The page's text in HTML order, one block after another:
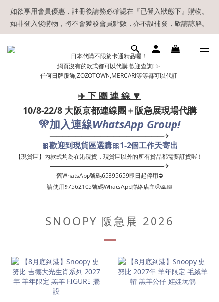
【現貨區】內款式均為在港現貨，現貨區以外的所有貨品都需要訂
貨喔！
如欲享用會員優惠，註冊後請務必確認在『已登入狀態下』購物。
如非登入後購物，將不會獲發會員點數，亦不設補發，敬請諒解。
溫馨提示：所有順豐快遞／本地及國際郵遞寄出後，本店只會以電
郵通知出貨，下單後敬請留意電郵信箱。
【現貨區】內款式均為在港現貨，現貨區以外的所有貨品都需要訂
貨喔！
日本代購不限於卡通精品喔！
網頁沒有的款式都可以代購 歡迎查詢! ✨
任何日牌服飾,ZOZOTOWN,MERCARI等等都可以代訂
✈️ 下 團 連 線 🔽
10/8-22/8 大阪京都連線團＋阪急展現場代購
🎌加入連線WhatsApp Group!
——————————————————✈
🎀歡迎到現貨區選購🎀1-2個工作天寄出
【現貨區】內款式均為在港現貨，現貨區以外的所有貨品都需要訂貨喔！ ​
——————————————————✈
舊WhatsApp號碼65395659即日起停用⛔️
請使用97562105號碼WhatsApp聯絡店主🥹🙏🏻
SNOOPY 阪急展 2026